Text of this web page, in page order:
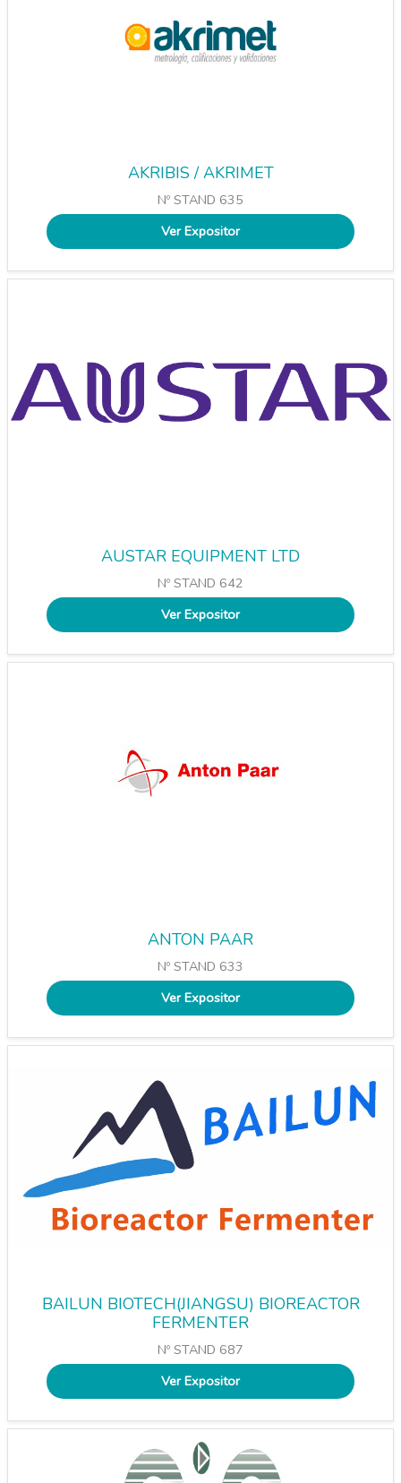
AKRIBIS / AKRIMET
Nº STAND 635
Ver Expositor
AUSTAR EQUIPMENT LTD
Nº STAND 642
Ver Expositor
ANTON PAAR
Nº STAND 633
Ver Expositor
BAILUN BIOTECH(JIANGSU) BIOREACTOR
FERMENTER
Nº STAND 687
Ver Expositor